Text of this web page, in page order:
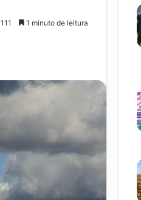
111 1 minuto de leitura